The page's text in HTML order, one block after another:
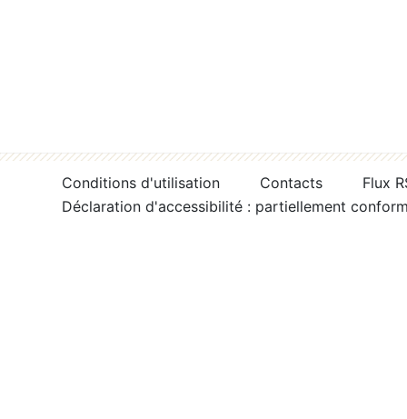
Conditions d'utilisation Contacts
Flux
Déclaration d'accessibilité : partiellement